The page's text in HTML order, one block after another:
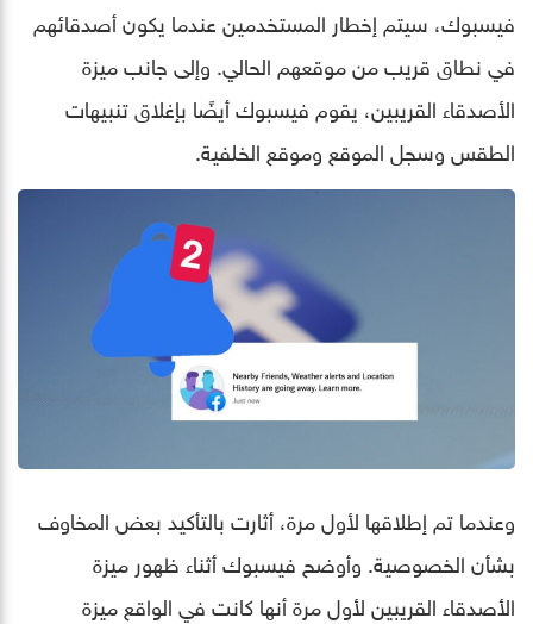
فيسبوك، سيتم إخطار المستخدمين عندما يكون أصدقائهم
في نطاق قريب من موقعهم الحالي. وإلى جانب ميزة
الأصدقاء القريبين، يقوم فيسبوك أيضًا بإغلاق تنبيهات
الطقس وسجل الموقع وموقع الخلفية.
وعندما تم إطلاقها لأول مرة، أثارت بالتأكيد بعض المخاوف
بشأن الخصوصية. وأوضح فيسبوك أثناء ظهور ميزة
الأصدقاء القريبين لأول مرة أنها كانت في الواقع ميزة